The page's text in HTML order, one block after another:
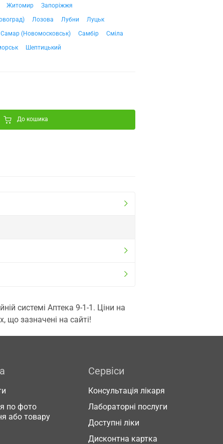
Житомир
Запоріжжя
Лозова Лубни
Луцьк
Самар (Новомосковськ) Самбір
Сміла
Шептицький
До кошика
системі Аптека 9-1-1. Ціни на
що зазначені на сайті!
по фото
або товару
Сервіси
Консультація лікаря
Лабораторні послуги
Доступні ліки
Дисконтна картка